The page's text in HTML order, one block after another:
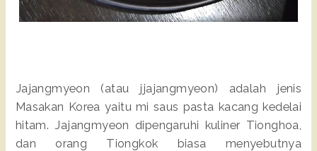
Jajangmyeon (atau jjajangmyeon) adalah jenis
Masakan Korea yaitu mi saus pasta kacang kedelai
hitam. Jajangmyeon dipengaruhi kuliner Tionghoa,
dan orang Tiongkok biasa menyebutnya